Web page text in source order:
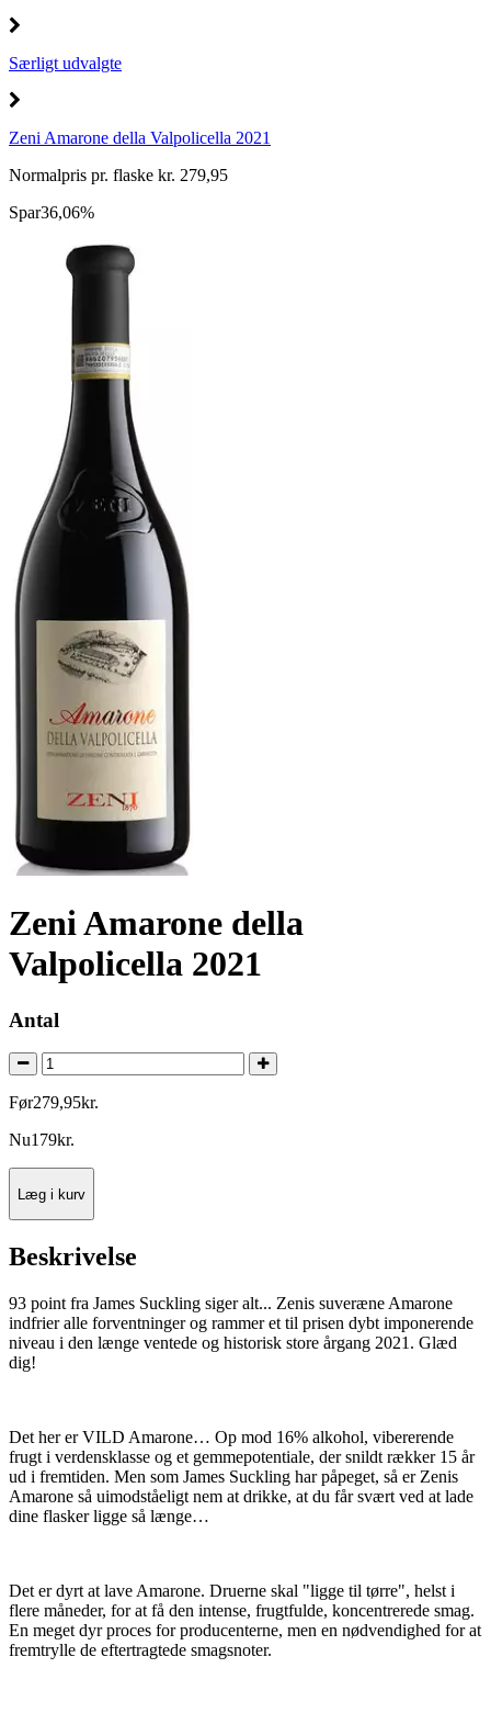
Særligt udvalgte
Zeni Amarone della Valpolicella 2021
Normalpris pr. flaske kr. 279,95
Spar36,06%
Zeni Amarone della
Valpolicella 2021
Antal
Før279,95kr.
Nu179kr.
Læg i kurv
Beskrivelse
93 point fra James Suckling siger alt... Zenis suveræne Amarone
indfrier alle forventninger og rammer et til prisen dybt imponerende
niveau i den længe ventede og historisk store årgang 2021. Glæd
dig!
Det her er VILD Amarone… Op mod 16% alkohol, vibererende
frugt i verdensklasse og et gemmepotentiale, der snildt rækker 15 år
ud i fremtiden. Men som James Suckling har påpeget, så er Zenis
Amarone så uimodståeligt nem at drikke, at du får svært ved at lade
dine flasker ligge så længe…
Det er dyrt at lave Amarone. Druerne skal "ligge til tørre", helst i
flere måneder, for at få den intense, frugtfulde, koncentrerede smag.
En meget dyr proces for producenterne, men en nødvendighed for at
fremtrylle de eftertragtede smagsnoter.